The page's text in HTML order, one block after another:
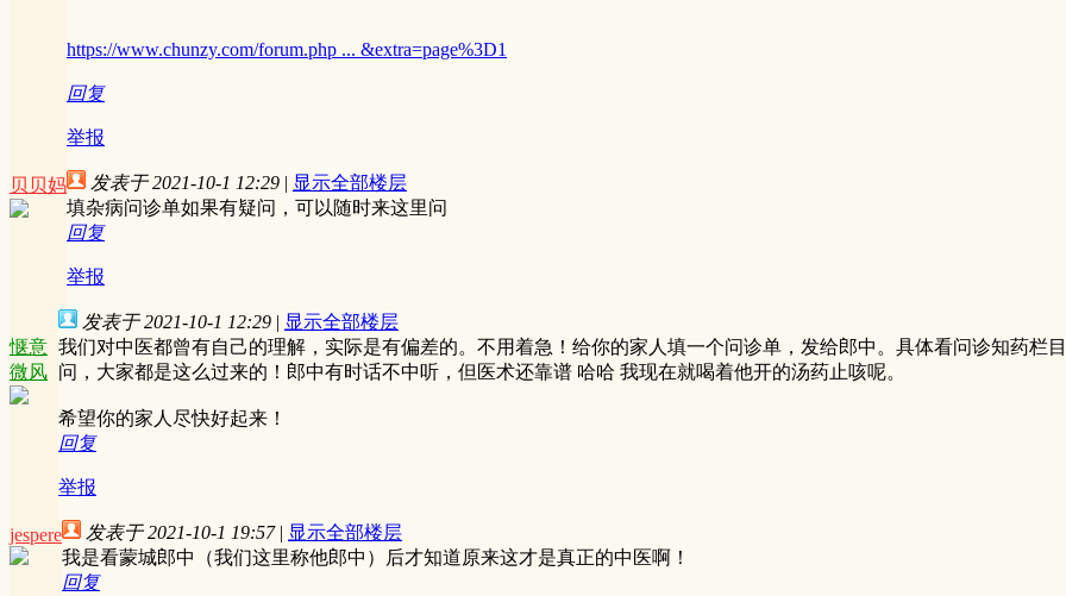
https://www.chunzy.com/forum.php ... &extra=page%3D1
回复
举报
贝贝妈 发表于 2021-10-1 12:29 | 显示全部楼层
填杂病问诊单如果有疑问，可以随时来这里问
回复
举报
惬意
微风
发表于 2021-10-1 12:29 | 显示全部楼层
我们对中医都曾有自己的理解，实际是有偏差的。不用着急！给你的家人填一个问诊单，发给郎中。具体看问诊知药栏
问，大家都是这么过来的！郎中有时话不中听，但医术还靠谱 哈哈 我现在就喝着他开的汤药止咳呢。
希望你的家人尽快好起来！
回复
举报
jespere 发表于 2021-10-1 19:57 | 显示全部楼层
我是看蒙城郎中（我们这里称他郎中）后才知道原来这才是真正的中医啊！
回复